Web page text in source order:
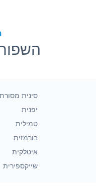
סינית
יפנית
טמילית
בורמזית
איטלקית
שייקספירית